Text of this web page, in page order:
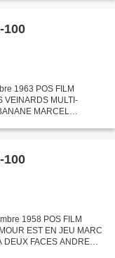
100
1963 POS FILM
VEINARDS MULTI-
MARCEL
100
1958 POS FILM
EST EN JEU MARC
DEUX FACES ANDRE